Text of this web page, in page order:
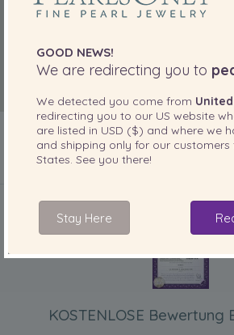
KOSTENLOSE Bewertung
GOOD NEWS!
We are redirecting you to
We detected you come from
redirecting you to our US website
are listed in USD ($) and where we
and shipping only for our customers
States. See you there!
Stay Here